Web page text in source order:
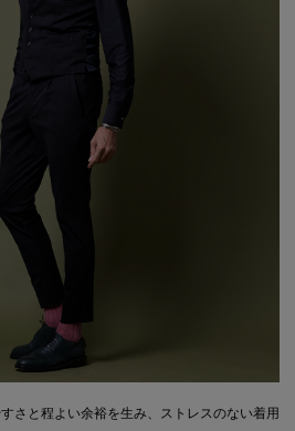
さと程よい余裕を生み、ストレスのない着用